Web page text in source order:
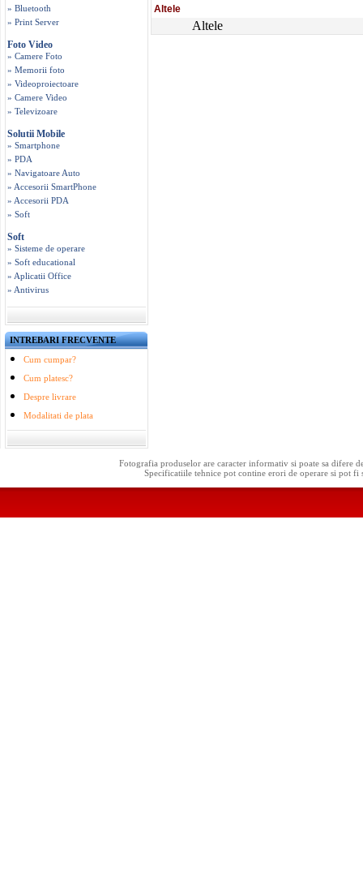
» Bluetooth
» Print Server
Foto Video
» Camere Foto
» Memorii foto
» Videoproiectoare
» Camere Video
» Televizoare
Solutii Mobile
» Smartphone
» PDA
» Navigatoare Auto
» Accesorii SmartPhone
» Accesorii PDA
» Soft
Soft
» Sisteme de operare
» Soft educational
» Aplicatii Office
» Antivirus
INTREBARI FRECVENTE
Cum cumpar?
Cum platesc?
Despre livrare
Modalitati de plata
Altele
Altele
Fotografia produselor are caracter informativ si poate sa difere
Specificatiile tehnice pot contine erori de operare si pot